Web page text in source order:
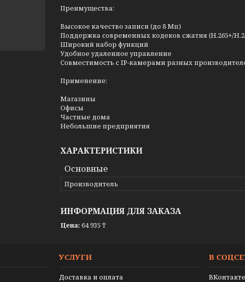
Преимущества:
Высокое качество записи (до 8 Мп)
Поддержка современных кодеков сжатия (H.265+/
Широкий набор функций
Удобное удаленное управление
Совместимость с IP-камерами разных
Применение:
Магазины
Офисы
Частные дома
Небольшие предприятия
ХАРАКТЕРИСТИКИ
Основные
Производитель
ИНФОРМАЦИЯ ДЛЯ ЗАКАЗА
Цена: 64 935 ₸
УСЛУГИ
Доставка и оплата
В
ВКонтакте